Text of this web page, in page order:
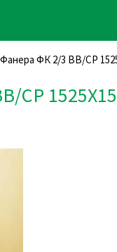
ФК 2/3 ВВ/СР
СР